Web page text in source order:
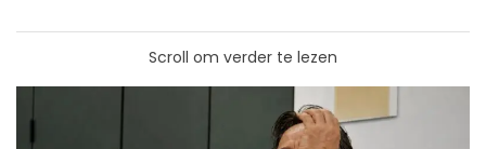
Scroll om verder te lezen